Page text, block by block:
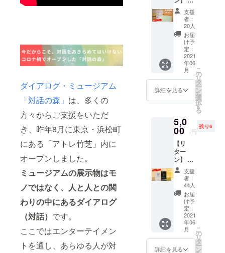
ダイアログ・ミュージアム
「対話の森」 は、多くの
方々からご支援をいただ
き、昨年8月に東京・浜松町
にある「アトレ竹芝」内に
オープンしました。
ミュージアムの展示物はモ
ノではなく、人と人との関
わりの中にあるダイアログ
（対話） です。
ここではエンターテイメン
トを通し、あらゆる人が対
表情やボ
ゲージで楽
しむ「サイ
レンス」で
は、言語や
文化の壁を
超えた対話
を。そして
では、年齢
や世代を超
え、生き方
について対
話をしま
す。
世代。ハン
ディキャッ
プ。文化。
宗教。民
族。世の中
を分断して
ダイア
ログか
らのお
礼メッ
セージ
②手話
勉強
セット
・オリ
ジナル
A4クリ
アファ
イル ・
ナルハ
ンカ
チ ※
お色は
２色あ
ります
がどち
らにな
るかは
お楽し
みで
す！
※50cm
×50cm
の大判
サイ
ズ。お
支援
者：
20人
お届
け予
定：
2021
年06
月
詳細を見る
こ
の
リ
タ
ー
ン
を
選
択
す
る
5,0
00 円
残り6
【リ
ター
ン】 ①
ダイア
ログか
らのお
礼の
メッ
セージ
②志村
季世恵
＆真
介 サ
イン本
支援
者：
44人
お届
け予
定：
2021
年06
月
詳細を見る
こ
の
リ
タ
ー
ン